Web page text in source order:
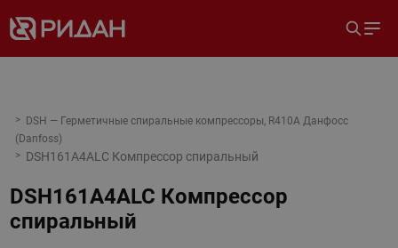
DSH — Герметичные спиральные компрессоры, R410A Данфосс
(Danfoss)
DSH161A4ALC Компрессор спиральный
DSH161A4ALC Компрессор
спиральный